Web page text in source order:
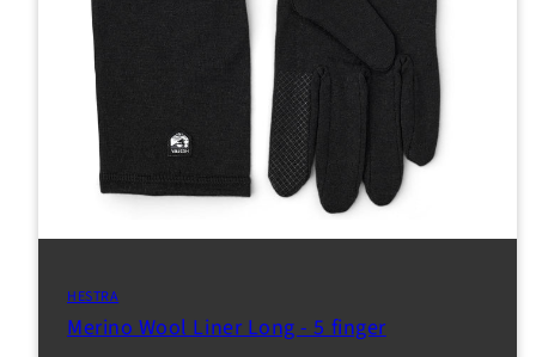
HESTRA
Merino Wool Liner Long - 5 finger